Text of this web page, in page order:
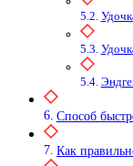
Способ
Как